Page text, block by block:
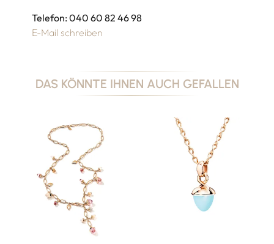
Telefon: 040 60 82 46 98
E-Mail schreiben
DAS KÖNNTE IHNEN AUCH GEFALLEN